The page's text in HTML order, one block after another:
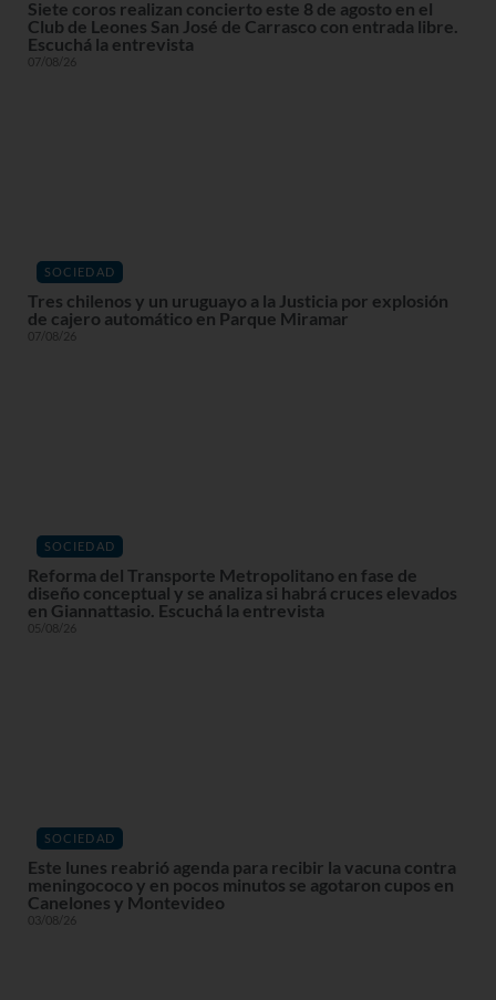
Siete coros realizan concierto este 8 de agosto en el
Club de Leones San José de Carrasco con entrada libre.
Escuchá la entrevista
07/08/26
SOCIEDAD
Tres chilenos y un uruguayo a la Justicia por explosión
de cajero automático en Parque Miramar
07/08/26
SOCIEDAD
Reforma del Transporte Metropolitano en fase de
diseño conceptual y se analiza si habrá cruces elevados
en Giannattasio. Escuchá la entrevista
05/08/26
SOCIEDAD
Este lunes reabrió agenda para recibir la vacuna contra
meningococo y en pocos minutos se agotaron cupos en
Canelones y Montevideo
03/08/26